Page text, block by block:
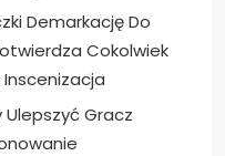
Demarkację Do
Cokolwiek
Ulepszyć Gracz